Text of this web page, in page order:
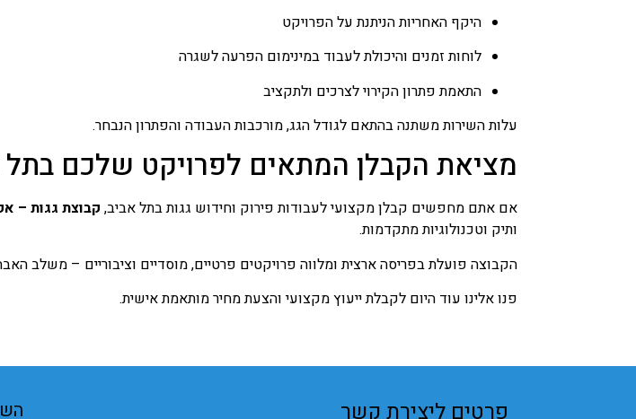
היקף האחריות הניתנת על הפרויקט
לוחות זמנים והיכולת לעבוד במינימום הפרעה לשגרה
התאמת פתרון הקירוי לצרכים ולתקציב
עלות השירות משתנה בהתאם לגודל הגג, מורכבות העבודה והפתרון הנבחר.
מציאת הקבלן המתאים לפרויקט שלכם בתל
אם אתם מחפשים קבלן מקצועי לעבודות פירוק וחידוש גגות בתל אביב, קבוצת גגות –
ותיק וטכנולוגיות מתקדמות.
הקבוצה פועלת בפריסה ארצית ומלווה פרויקטים פרטיים, מוסדיים וציבוריים – משלב
פנו אלינו עוד היום לקבלת ייעוץ מקצועי והצעת מחיר מותאמת אישית.
פרטים ליצירת קשר